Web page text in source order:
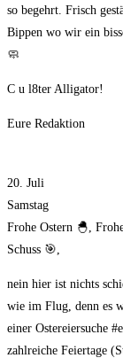
so begehrt. Frisch
Bippen wo wir ein
🧼
C u l8ter Alligator!
Eure Redaktion
20. Juli
Samstag
Frohe Ostern 🐣,
Schuss 🎯,
nein hier ist nichts
wie im Flug, denn es
einer Ostereiersuche
zahlreiche Feiertage